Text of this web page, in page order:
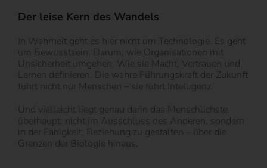
Der leise Kern des Wandels
In Wahrheit geht es hier nicht um Technologie. Es geht
um Bewusstsein. Darum, wie Organisationen mit
Unsicherheit umgehen. Wie sie Macht, Vertrauen und
Lernen definieren. Die wahre Führungskraft der Zukunft
führt nicht nur Menschen – sie führt Intelligenz.
Und vielleicht liegt genau darin das Menschlichste
überhaupt: nicht im Ausschluss des Anderen, sondern
in der Fähigkeit, Beziehung zu gestalten – über die
Grenzen der Biologie hinaus.